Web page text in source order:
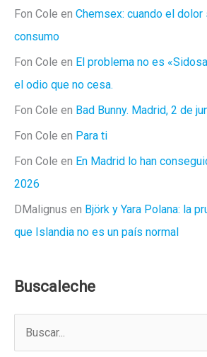
Fon Cole en Chemsex: cuando el
consumo
Fon Cole en El problema no es
el odio que no cesa.
Fon Cole en Bad Bunny. Madrid, 2 de
Fon Cole en Para ti
Fon Cole en En Madrid lo han
2026
DMalignus en Björk y Yara Polana: la
que Islandia no es un país normal
Buscaleche